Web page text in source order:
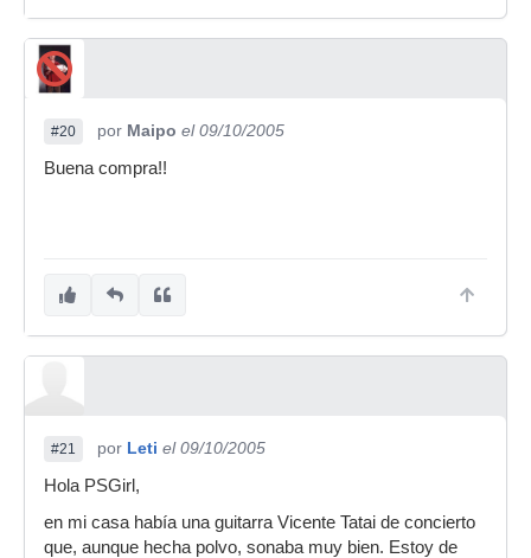
#20 por Maipo el 09/10/2005
Buena compra!!
#21 por Leti el 09/10/2005
Hola PSGirl,
en mi casa había una guitarra Vicente Tatai de concierto
que, aunque hecha polvo, sonaba muy bien. Estoy de